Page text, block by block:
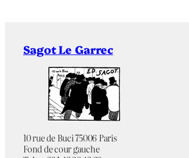
Sagot Le Garrec
10 rue de Buci 75006 Paris
Fond de cour gauche